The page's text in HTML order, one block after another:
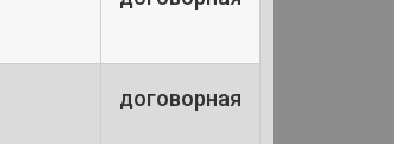
договорная